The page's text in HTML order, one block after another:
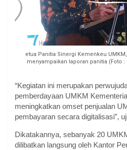
etua Panitia Sinergi Kemenkeu
menyampaikan laporan panitia (Foto
“Kegiatan ini merupakan
pemberdayaan UMKM
meningkatkan omset penjualan
pembayaran secara digitalisasi”,
Dikatakannya, sebanyak 20
dilibatkan langsung oleh Kantor